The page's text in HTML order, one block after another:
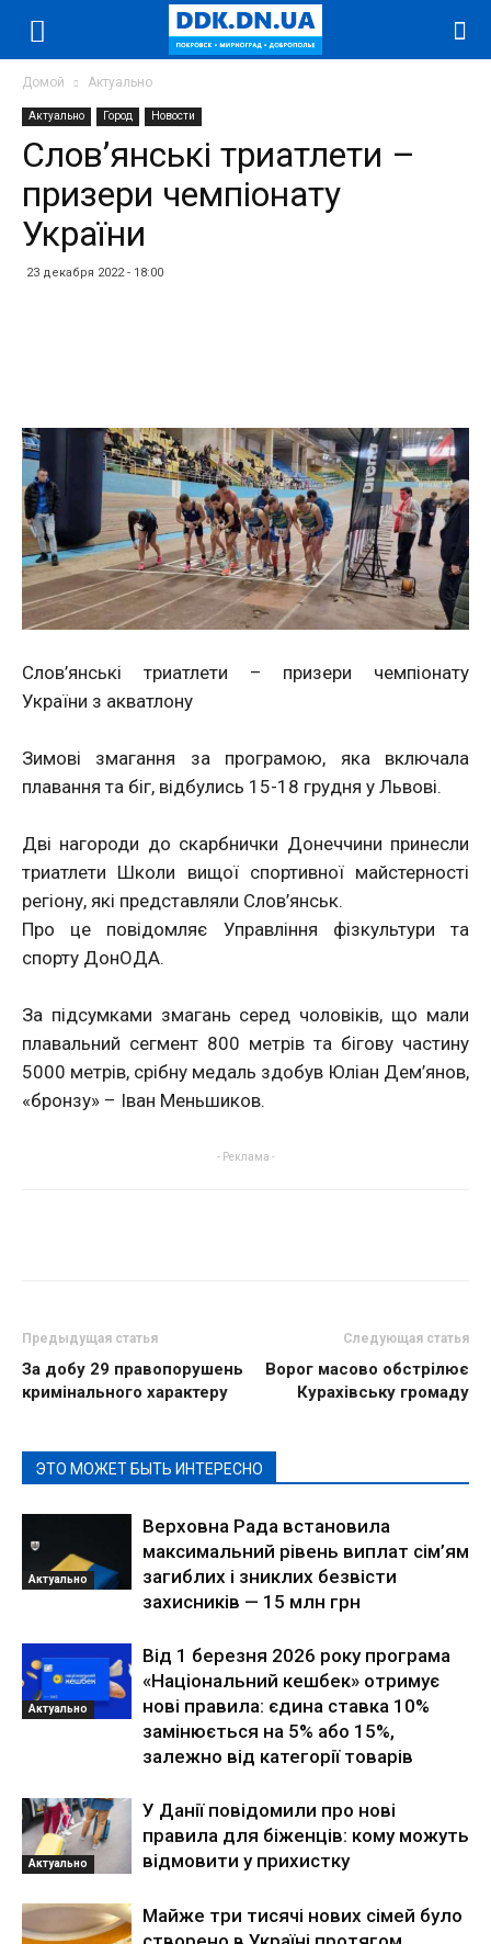
Домой Актуально
Актуально Город Новости
Слов’янські триатлети –
призери чемпіонату
України
23 декабря 2022 - 18:00
Слов’янські триатлети – призери чемпіонату
України з акватлону
Зимові змагання за програмою, яка включала
плавання та біг, відбулись 15-18 грудня у Львові.
Дві нагороди до скарбнички Донеччини принесли
триатлети Школи вищої спортивної майстерності
регіону, які представляли Слов’янськ.
Про це повідомляє Управління фізкультури та
спорту ДонОДА.
За підсумками змагань серед чоловіків, що мали
плавальний сегмент 800 метрів та бігову частину
5000 метрів, срібну медаль здобув Юліан Дем’янов,
«бронзу» – Іван Меньшиков.
- Реклама -
Предыдущая статья
За добу 29 правопорушень
кримінального характеру
Следующая статья
Ворог масово обстрілює
Курахівську громаду
ЭТО МОЖЕТ БЫТЬ ИНТЕРЕСНО
Актуально
Верховна Рада встановила
максимальний рівень виплат сім’ям
загиблих і зниклих безвісти
захисників — 15 млн грн
Актуально
Від 1 березня 2026 року програма
«Національний кешбек» отримує
нові правила: єдина ставка 10%
замінюється на 5% або 15%,
залежно від категорії товарів
Актуально
У Данії повідомили про нові
правила для біженців: кому можуть
відмовити у прихистку
Майже три тисячі нових сімей було